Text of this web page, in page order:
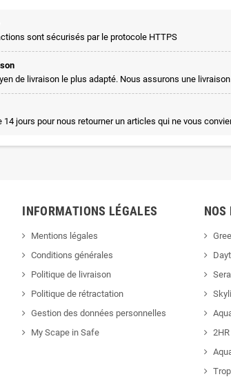
sont sécurisés par le protocole HTTPS
de livraison le plus adapté. Nous assurons une
14 jours pour nous retourner un articles qui ne vous
INFORMATIONS LÉGALES
Mentions légales
Conditions générales
Politique de livraison
Politique de rétractation
Gestion des données personnelles
My Scape in Safe
NOS
Sera